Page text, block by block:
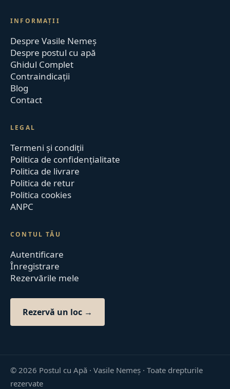
INFORMAȚII
Despre Vasile Nemeș
Despre postul cu apă
Ghidul Complet
Contraindicații
Blog
Contact
LEGAL
Termeni și condiții
Politica de confidențialitate
Politica de livrare
Politica de retur
Politica cookies
ANPC
CONTUL TĂU
Autentificare
Înregistrare
Rezervările mele
Rezervă un loc →
©2026 Postul cu Apă · Vasile Nemeș ·Toate drepturile
rezervate